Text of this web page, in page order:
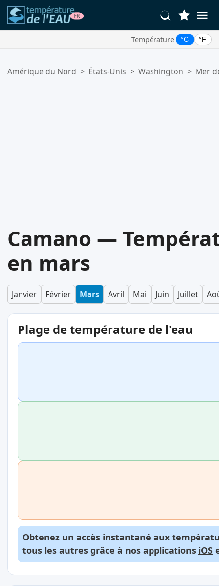
Température: °C °F
Votre liste de favoris est vide.
Amérique du Nord > États-Unis > Washington > Mer
Camano —
en mars
Janvier Février Mars Avril Mai Juin Juillet
Plage de température de l'eau
Obtenez un accès instantané aux
tous les autres grâce à nos applications iOS